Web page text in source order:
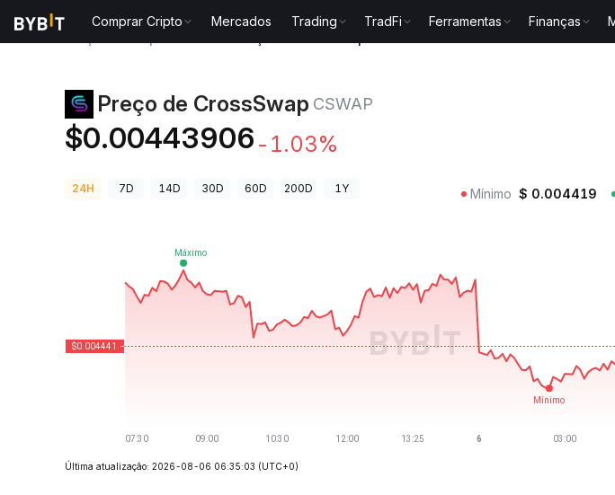
Comprar Cripto Mercados Trading TradFi Ferramentas Finanças
Preço de CrossSwap CSWAP
$0.00443906 -1.03%
24H 7D 14D 30D 60D 200D 1Y Mínimo $ 0.004419
Última atualização: 2026-08-06 06:35:03 (UTC+0)